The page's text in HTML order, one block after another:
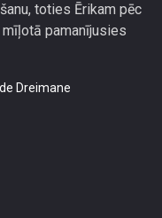
toties Ērikam pēc
pamanījusies
Dreimane